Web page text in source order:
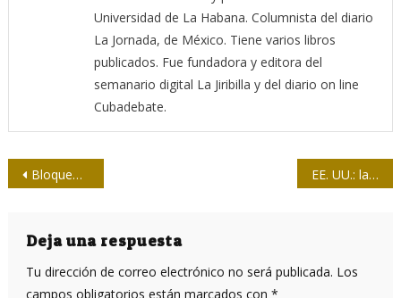
Universidad de La Habana. Columnista del diario
La Jornada, de México. Tiene varios libros
publicados. Fue fundadora y editora del
semanario digital La Jiribilla y del diario on line
Cubadebate.
Navegación
entradas
Bloqueo trumpista contra Cuba reduce esperanza de vida de los niños con cáncer EE. UU.: la mentira como sistema
Deja una respuesta
Tu dirección de correo electrónico no será publicada. Los
campos obligatorios están marcados con *